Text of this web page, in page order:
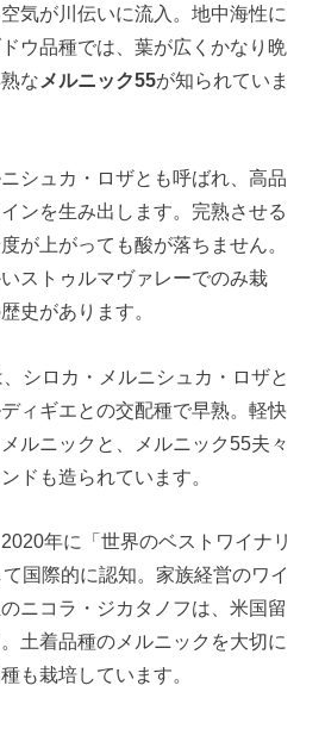
気が川伝いに流入。地中海性に
ウ品種では、葉が広くかなり晩
な メルニック55が知られていま
シュカ・ロザとも呼ばれ、高品
ンを生み出します。完熟させる
が上がっても酸が落ちません。
ストゥルマヴァレーでのみ栽
史があります。
シロカ・メルニシュカ・ロザと
ィギエとの交配種で早熟。軽快
ルニックと、メルニック55夫々
ドも造られています。
年に「世界のベストワイナリ
国際的に認知。家族経営のワイ
ニコラ・ジカタノフは、米国留
土着品種のメルニックを大切に
も栽培しています。